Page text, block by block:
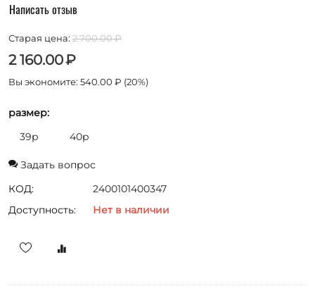
Написать отзыв
Старая цена: 2 700.00₽
2 160.00₽
Вы экономите: 540.00 ₽ (20%)
размер:
39р
40р
Задать вопрос
КОД:
2400101400347
Доступность:
Нет в наличии